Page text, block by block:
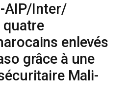
-AIP/Inter/
quatre
enlevés
grâce à une
Mali-